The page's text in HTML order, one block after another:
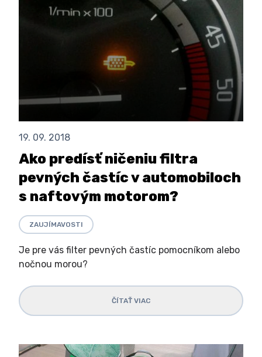
19. 09. 2018
Ako predísť ničeniu filtra
pevných častíc v automobiloch
s naftovým motorom?
ZAUJÍMAVOSTI
Je pre vás filter pevných častíc pomocníkom alebo
nočnou morou?
ČÍTAŤ VIAC